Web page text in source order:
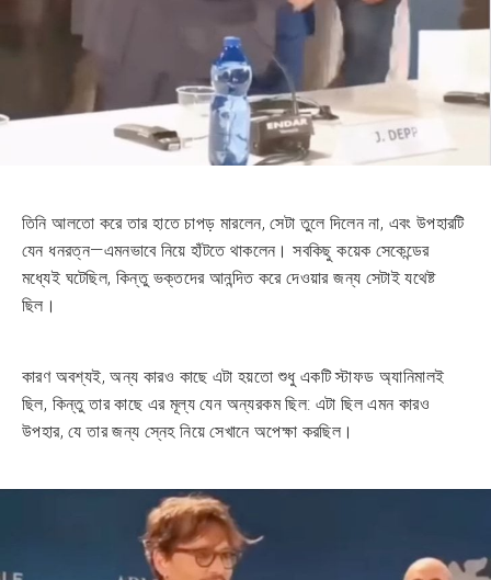
তিনি আলতো করে তার হাতে চাপড় মারলেন, সেটা তুলে দিলেন না, এবং উপহারটি
যেন ধনরত্ন—এমনভাবে নিয়ে হাঁটতে থাকলেন। সবকিছু কয়েক সেকেন্ডের
মধ্যেই ঘটেছিল, কিন্তু ভক্তদের আনন্দিত করে দেওয়ার জন্য সেটাই যথেষ্ট
ছিল।
কারণ অবশ্যই, অন্য কারও কাছে এটা হয়তো শুধু একটি স্টাফড অ্যানিমালই
ছিল, কিন্তু তার কাছে এর মূল্য যেন অন্যরকম ছিল: এটা ছিল এমন কারও
উপহার, যে তার জন্য স্নেহ নিয়ে সেখানে অপেক্ষা করছিল।